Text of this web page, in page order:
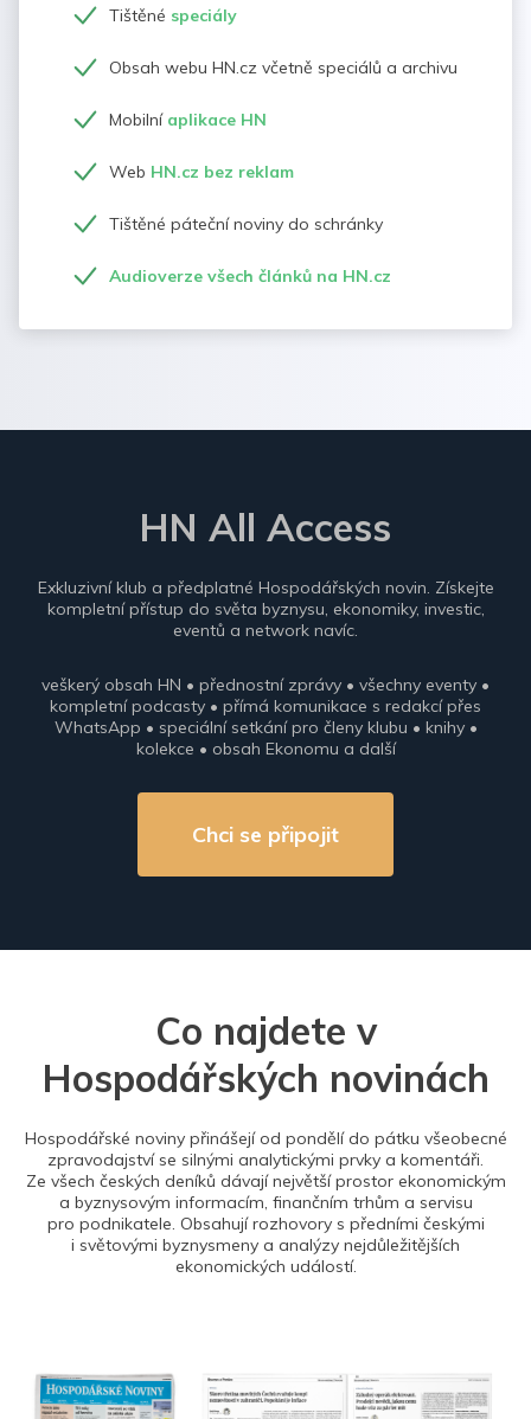
Tištěné speciály
Obsah webu HN.cz včetně speciálů a archivu
Mobilní aplikace HN
Web HN.cz bez reklam
Tištěné páteční noviny do schránky
Audioverze všech článků na HN.cz
HN All Access
Exkluzivní klub a předplatné Hospodářských novin. Získejte
kompletní přístup do světa byznysu, ekonomiky, investic,
eventů a network navíc.
veškerý obsah HN • přednostní zprávy • všechny eventy •
kompletní podcasty • přímá komunikace s redakcí přes
WhatsApp • speciální setkání pro členy klubu • knihy •
kolekce • obsah Ekonomu a další
Chci se připojit
Co najdete v
Hospodářských novinách
Hospodářské noviny přinášejí od pondělí do pátku všeobecné
zpravodajství se silnými analytickými prvky a komentáři.
Ze všech českých deníků dávají největší prostor ekonomickým
a byznysovým informacím, finančním trhům a servisu
pro podnikatele. Obsahují rozhovory s předními českými
i světovými byznysmeny a analýzy nejdůležitějších
ekonomických událostí.